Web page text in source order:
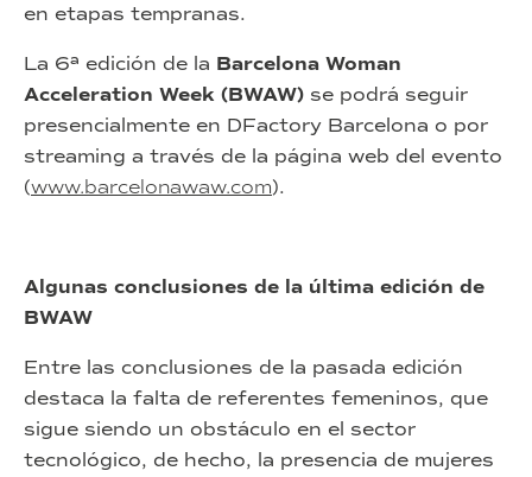
en etapas tempranas.
La 6ª edición de la Barcelona Woman
Acceleration Week (BWAW) se podrá seguir
presencialmente en DFactory Barcelona o por
streaming a través de la página web del evento
(www.barcelonawaw.com).
Algunas conclusiones de la última edición de
BWAW
Entre las conclusiones de la pasada edición
destaca la falta de referentes femeninos, que
sigue siendo un obstáculo en el sector
tecnológico, de hecho, la presencia de mujeres